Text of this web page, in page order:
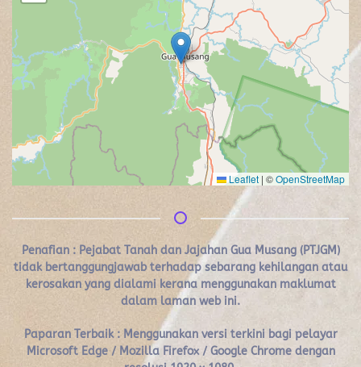
Leaflet | ©OpenStreetMap
Penafian : Pejabat Tanah dan Jajahan Gua Musang (PTJGM)
tidak bertanggungjawab terhadap sebarang kehilangan atau
kerosakan yang dialami kerana menggunakan maklumat
dalam laman web ini.
Paparan Terbaik : Menggunakan versi terkini bagi pelayar
Microsoft Edge / Mozilla Firefox / Google Chrome dengan